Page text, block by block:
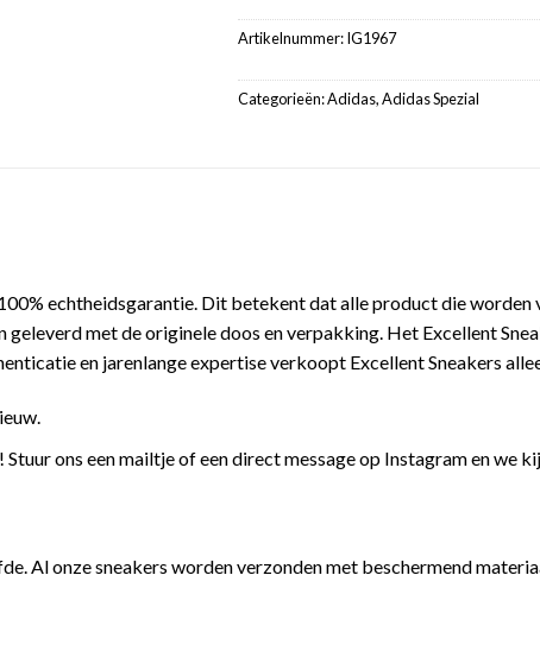
Artikelnummer:IG1967
Categorieën:Adidas,Adidas Spezial
echtheidsgarantie. Dit betekent dat alle product die
met de originele doos en verpakking. Het Excellent
en jarenlange expertise verkoopt Excellent Sneakers
ons een mailtje of een direct message op Instagram en we
Al onze sneakers worden verzonden met beschermend